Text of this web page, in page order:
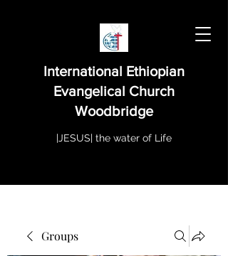
International Ethiopian
Evangelical Church
Woodbridge
|JESUS| the water of Life
Groups